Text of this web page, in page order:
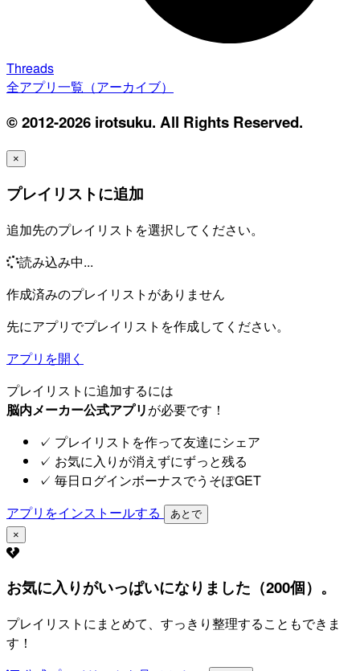
Threads
全アプリ一覧（アーカイブ）
© 2012-2026 irotsuku. All Rights Reserved.
×
プレイリストに追加
追加先のプレイリストを選択してください。
読み込み中...
作成済みのプレイリストがありません
先にアプリでプレイリストを作成してください。
アプリを開く
プレイリストに追加するには
脳内メーカー公式アプリが必要です！
✓ プレイリストを作って友達にシェア
✓ お気に入りが消えずにずっと残る
✓ 毎日ログインボーナスでうそぽGET
アプリをインストールする
あとで
×
お気に入りがいっぱいになりました（200個）。
プレイリストにまとめて、すっきり整理することもできま
す！